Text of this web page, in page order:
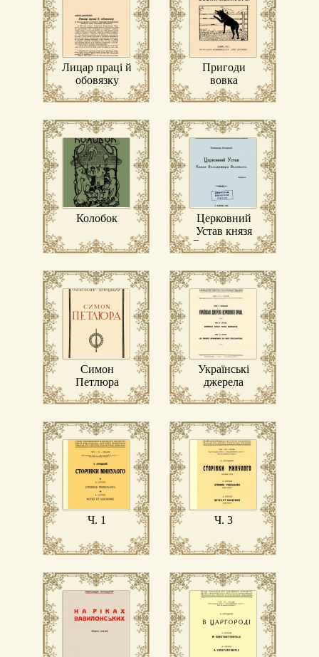
Лицар праці й
обовязку
Пригоди
вовка
неситого
Колобок
Церковний
Устав князя
Володимира
Великого
Симон
Петлюра
Українські
джерела
церковного
права
Ч. 1 Ч. 3